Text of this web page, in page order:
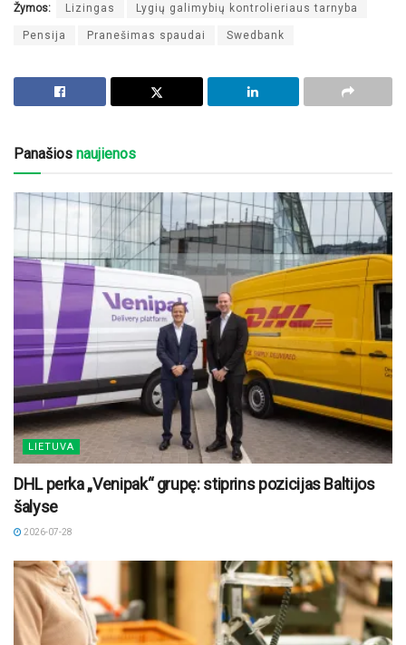
Žymos: Lizingas Lygių galimybių kontrolieriaus tarnyba
Pensija Pranešimas spaudai Swedbank
Panašios naujienos
LIETUVA
DHL perka „Venipak“ grupę: stiprins pozicijas Baltijos
šalyse
2026-07-28